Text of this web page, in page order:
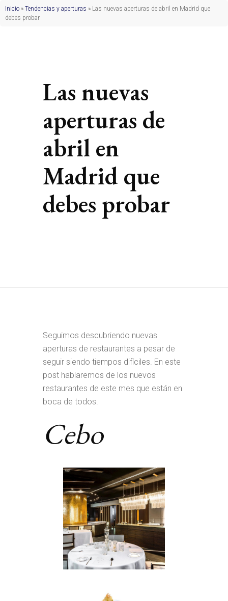
Inicio » Tendencias y aperturas » Las nuevas aperturas de abril en Madrid que
debes probar
Las nuevas
aperturas de
abril en
Madrid que
debes probar
Seguimos descubriendo nuevas
aperturas de restaurantes a pesar de
seguir siendo tiempos difíciles. En este
post hablaremos de los nuevos
restaurantes de este mes que están en
boca de todos.
Cebo